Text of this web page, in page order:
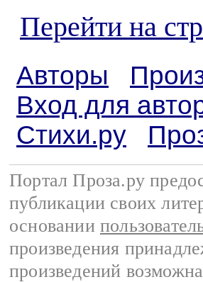
Перейти на
Авторы
Вход для
Стихи.ру
Портал Проза.ру
публикации своих
основании
произведения
произведений